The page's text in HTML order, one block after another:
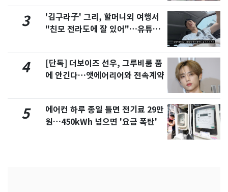
3
'김구라子' 그리, 할머니외 여행서
"친모 전라도에 잘 있어"…유튜브
4
[단독] 더보이즈 선우, 그루비룸 품
에 안긴다…앳에어리어와 전속계약
5
에어컨 하루 종일 틀면 전기료 29만
원…450kWh 넘으면 '요금 폭탄'